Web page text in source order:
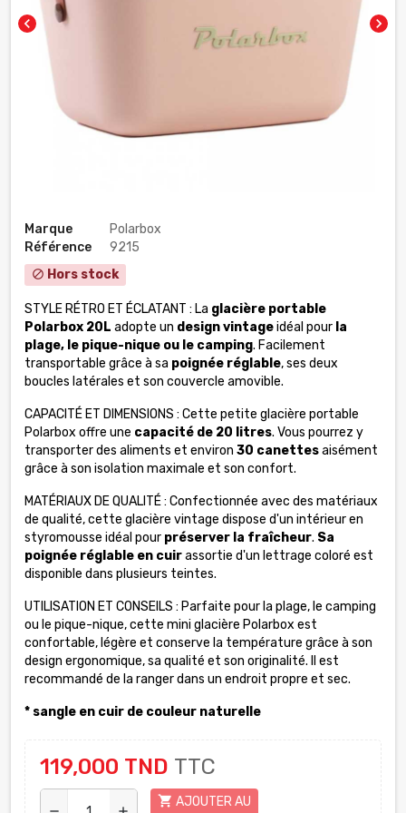
chevron_left chevron_right
Marque
Polarbox
Référence
9215
block Hors stock
STYLE RÉTRO ET ÉCLATANT : La glacière portable
Polarbox 20L adopte un design vintageidéal pour la
plage, le pique-nique ou le camping. Facilement
transportable grâce à sa poignée réglable, ses deux
boucles latérales et son couvercle amovible.
CAPACITÉ ET DIMENSIONS : Cette petite glacière portable
Polarbox offre une capacité de 20 litres. Vous pourrez y
transporter des aliments et environ 30 canettesaisément
grâce à son isolation maximale et son confort.
MATÉRIAUX DE QUALITÉ : Confectionnée avec des matériaux
de qualité, cette glacière vintage dispose d'un intérieur en
styromousse idéal pour préserver la fraîcheur. Sa
poignée réglable en cuirassortie d'un lettrage coloré est
disponible dans plusieurs teintes.
UTILISATION ET CONSEILS : Parfaite pour la plage, le camping
ou le pique-nique, cette mini glacière Polarbox est
confortable, légère et conserve la température grâce à son
design ergonomique, sa qualité et son originalité. Il est
recommandé de la ranger dans un endroit propre et sec.
* sangle en cuir de couleur naturelle
119,000 TND TTC
shopping_cart AJOUTER AU